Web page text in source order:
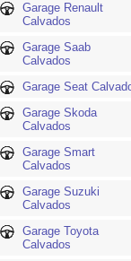
Garage Renault
Calvados
Garage Saab
Calvados
Garage Seat
Garage Skoda
Calvados
Garage Smart
Calvados
Garage Suzuki
Calvados
Garage Toyota
Calvados